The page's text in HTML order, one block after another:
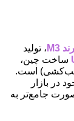
، تولید
ساخت چین،
است.
در بازار
جامع‌تر به